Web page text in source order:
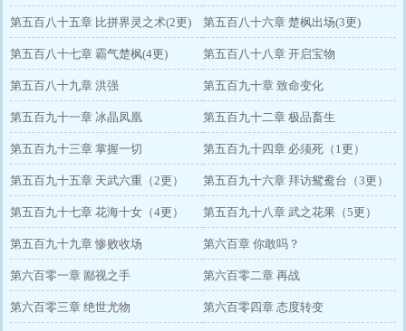
第五百八十五章 比拼界灵之术(2更) 第五百八十六章 楚枫出场(3更)
第五百八十七章 霸气楚枫(4更) 第五百八十八章 开启宝物
第五百八十九章 洪强 第五百九十章 致命变化
第五百九十一章 冰晶凤凰 第五百九十二章 极品畜生
第五百九十三章 掌握一切 第五百九十四章 必须死（1更）
第五百九十五章 天武六重（2更） 第五百九十六章 拜访鸳鸯台（3更）
第五百九十七章 花海十女（4更） 第五百九十八章 武之花果（5更）
第五百九十九章 惨败收场 第六百章 你敢吗？
第六百零一章 鄙视之手 第六百零二章 再战
第六百零三章 绝世尤物 第六百零四章 态度转变